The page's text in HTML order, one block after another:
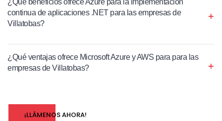
continua de aplicaciones .NET para las empresas de
Villatobas?
¿Qué ventajas ofrece Microsoft Azure y AWS para para las
empresas de Villatobas?
¡LLÁMENOS AHORA!